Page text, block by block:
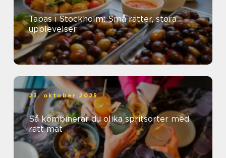
Tapas i Stockholm: Små rätter, stora
upplevelser
23. oktober 2025
Så kombinerar du olika spritsorter med
rätt mat